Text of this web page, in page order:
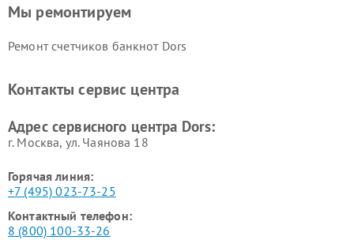
Мы ремонтируем
Ремонт счетчиков банкнот Dors
Контакты сервис центра
Адрес сервисного центра Dors:
г. Москва, ул. Чаянова 18
Горячая линия:
+7 (495) 023-73-25
Контактный телефон:
8 (800) 100-33-26